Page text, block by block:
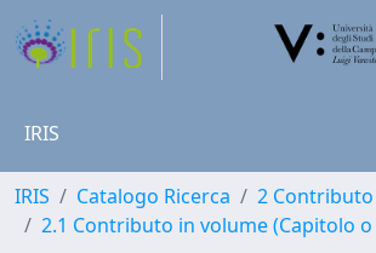
IRIS
IRIS Catalogo Ricerca
2
2.1 Contributo in volume (Capitolo o